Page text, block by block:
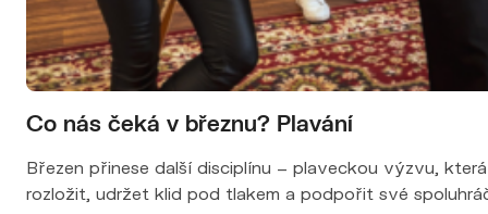
Co nás čeká v březnu? Plavání
Březen přinese další disciplínu – plaveckou výzvu,
rozložit, udržet klid pod tlakem a podpořit své